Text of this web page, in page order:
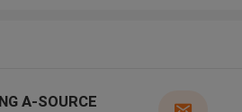
A-SOURCE